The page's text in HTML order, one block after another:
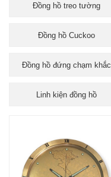
Đồng hồ treo tường
Đồng hồ Cuckoo
Đồng hồ đứng chạm khắc
Linh kiện đồng hồ